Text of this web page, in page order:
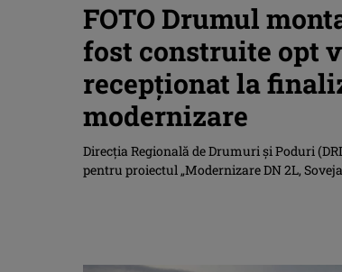
FOTO Drumul
fost construite opt
recepționat la
modernizare
Direcția Regională de Drumuri și Poduri
pentru proiectul „Modernizare DN 2L,